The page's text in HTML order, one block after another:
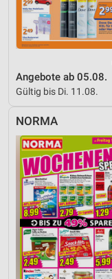
Angebote ab 05.08.
Gültig bis Di. 11.08.
NORMA